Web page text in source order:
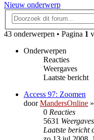
Nieuw onderwerp
43 onderwerpen • Pagina 1
Onderwerpen
Reacties
Weergaves
Laatste bericht
Access 97: Zoomen
doorMandersOnline »
0 Reacties
5631 Weergaves
Laatste bericht